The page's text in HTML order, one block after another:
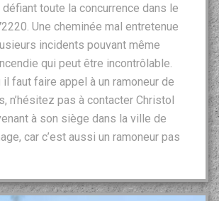
toute la concurrence dans le
Une cheminée mal entretenue
incidents pouvant même
qui peut être incontrôlable.
il faut faire appel à un ramoneur de
n’hésitez pas à contacter Christol
à son siège dans la ville de
car c’est aussi un ramoneur pas